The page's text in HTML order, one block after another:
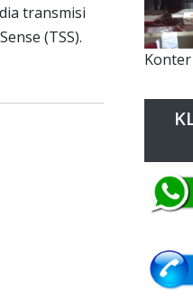
transmisi
(TSS).